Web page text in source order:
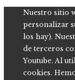
Nuestro sitio
personalizar
los hay).
de terceros
Youtube. Al
cookies.